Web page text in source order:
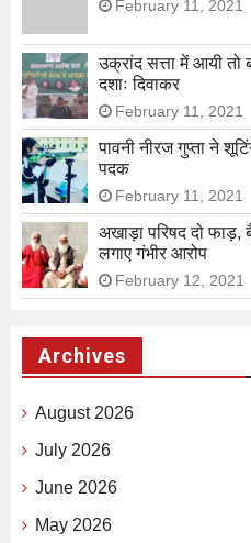
February 11, 2021
उक्रांद सत्ता में आयी तो
दशाः दिवाकर
February 11, 2021
पावनी नीरज गुप्ता ने
पदक
February 11, 2021
अखाड़ा परिषद दो फाड़,
लगाए गंभीर आरोप
February 12, 2021
Archives
August 2026
July 2026
June 2026
May 2026